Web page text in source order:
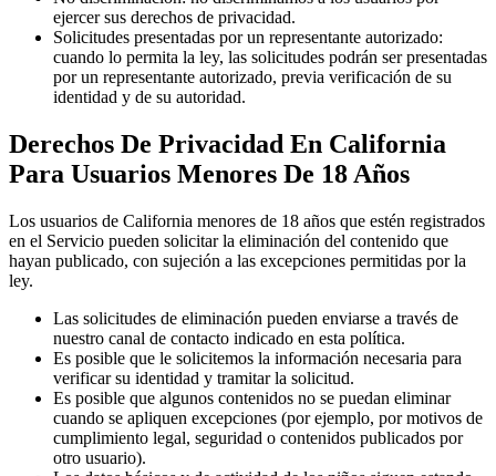
ejercer sus derechos de privacidad.
Solicitudes presentadas por un representante autorizado:
cuando lo permita la ley, las solicitudes podrán ser presentadas
por un representante autorizado, previa verificación de su
identidad y de su autoridad.
Derechos De Privacidad En California
Para Usuarios Menores De 18 Años
Los usuarios de California menores de 18 años que estén registrados
en el Servicio pueden solicitar la eliminación del contenido que
hayan publicado, con sujeción a las excepciones permitidas por la
ley.
Las solicitudes de eliminación pueden enviarse a través de
nuestro canal de contacto indicado en esta política.
Es posible que le solicitemos la información necesaria para
verificar su identidad y tramitar la solicitud.
Es posible que algunos contenidos no se puedan eliminar
cuando se apliquen excepciones (por ejemplo, por motivos de
cumplimiento legal, seguridad o contenidos publicados por
otro usuario).